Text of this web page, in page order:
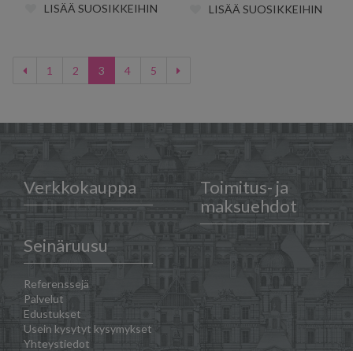
LISÄÄ SUOSIKKEIHIN
LISÄÄ SUOSIKKEIHIN
1 2 3 4 5
Verkkokauppa
Toimitus- ja
maksuehdot
Seinäruusu
Referenssejä
Palvelut
Edustukset
Usein kysytyt kysymykset
Yhteystiedot